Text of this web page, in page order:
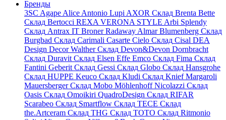
Бренды
3SC Agape Alice Antonio Lupi AXOR Склад Brenta Bette
Склад Bertocci REXA VERONA STYLE Arbi Splendy
Склад Antrax IT BronerRadaway AlmarBlumenberg Склад
Burgbad Склад Carimali Casarte Cielo Склад Cisal DEA
Design Decor WaltherСклад Devon&Devon Dornbracht
Склад Duravit Склад Elsen Effe Emco Склад Fima Склад
Fantini Geberit Склад Gessi Склад Globo Склад Hansgrohe
Склад HUPPE Keuco Склад Kludi Склад KniefMargaroli
MauersbergerСклад Mobo MöhlenhoffNicolazzi Склад
Oasis Склад Omoikiri QuadroDesign Склад RIFAR
Scarabeo Склад Smartflow Склад TECE Склад
the.Artceram Склад THG Склад TOTO Склад Ritmonio